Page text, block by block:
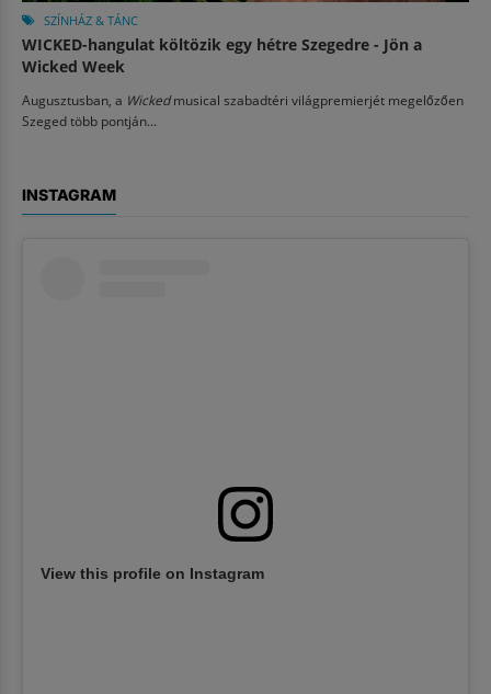
SZÍNHÁZ & TÁNC
WICKED-hangulat költözik egy hétre Szegedre - Jön a
Wicked Week
Augusztusban, a Wickedmusical szabadtéri világpremierjét megelőzően
Szeged több pontján...
INSTAGRAM
View this profile on Instagram